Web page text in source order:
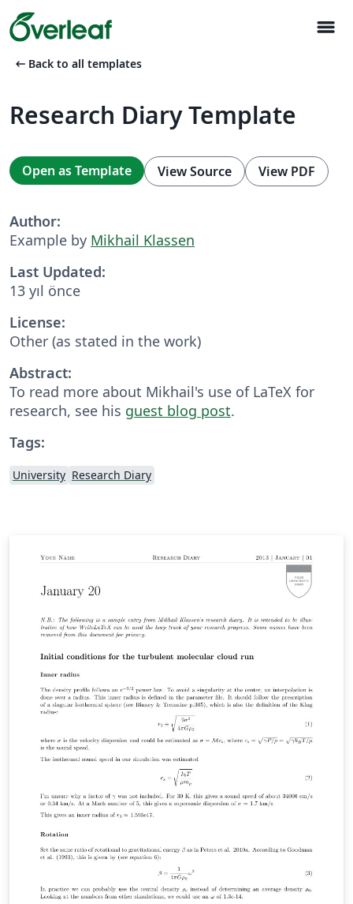
menu
arrow_left_alt Back to all templates
Research Diary Template
Open as Template View Source View PDF
Author:
Example by Mikhail Klassen
Last Updated:
13 yıl önce
License:
Other (as stated in the work)
Abstract:
To read more about Mikhail's use of LaTeX for
research, see his guest blog post.
Tags:
University Research Diary